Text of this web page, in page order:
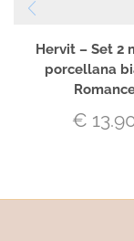
Hervit – Set 2
porcellana
€